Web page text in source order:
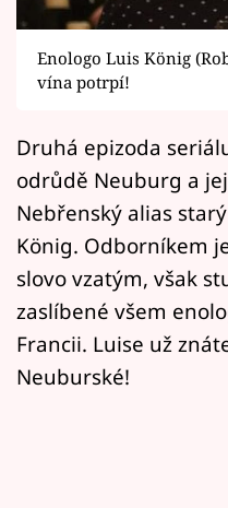
Filmový festival
Pořady
Mámy sobě
Přihlášení
Sledujte nás
Enologo Luis König
vína potrpí!
Druhá epizoda
odrůdě Neuburg a
Nebřenský alias
König. Odborníkem
slovo vzatým, však
zaslíbené všem
Francii. Luise už
Neuburské!